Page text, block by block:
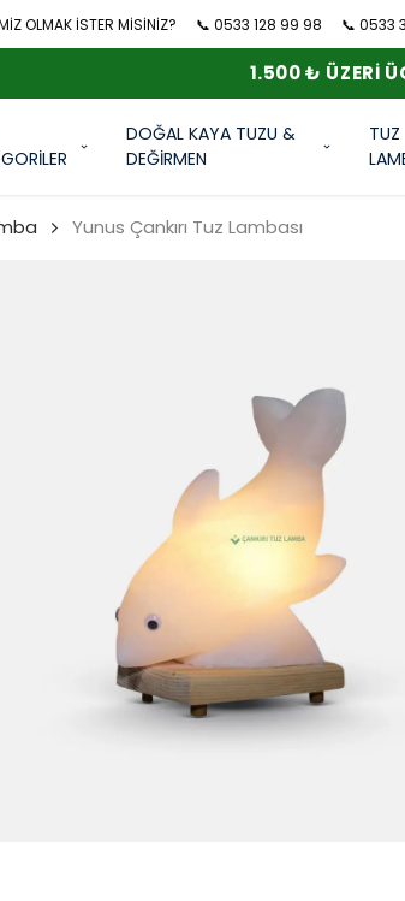
OLMAK İSTER MİSİNİZ? 📞 0533 128 99 98 📞 0533
1.500 ₺ ÜZERI
DOĞAL KAYA TUZU &
DEĞİRMEN
TUZ
Yunus Çankırı Tuz Lambası